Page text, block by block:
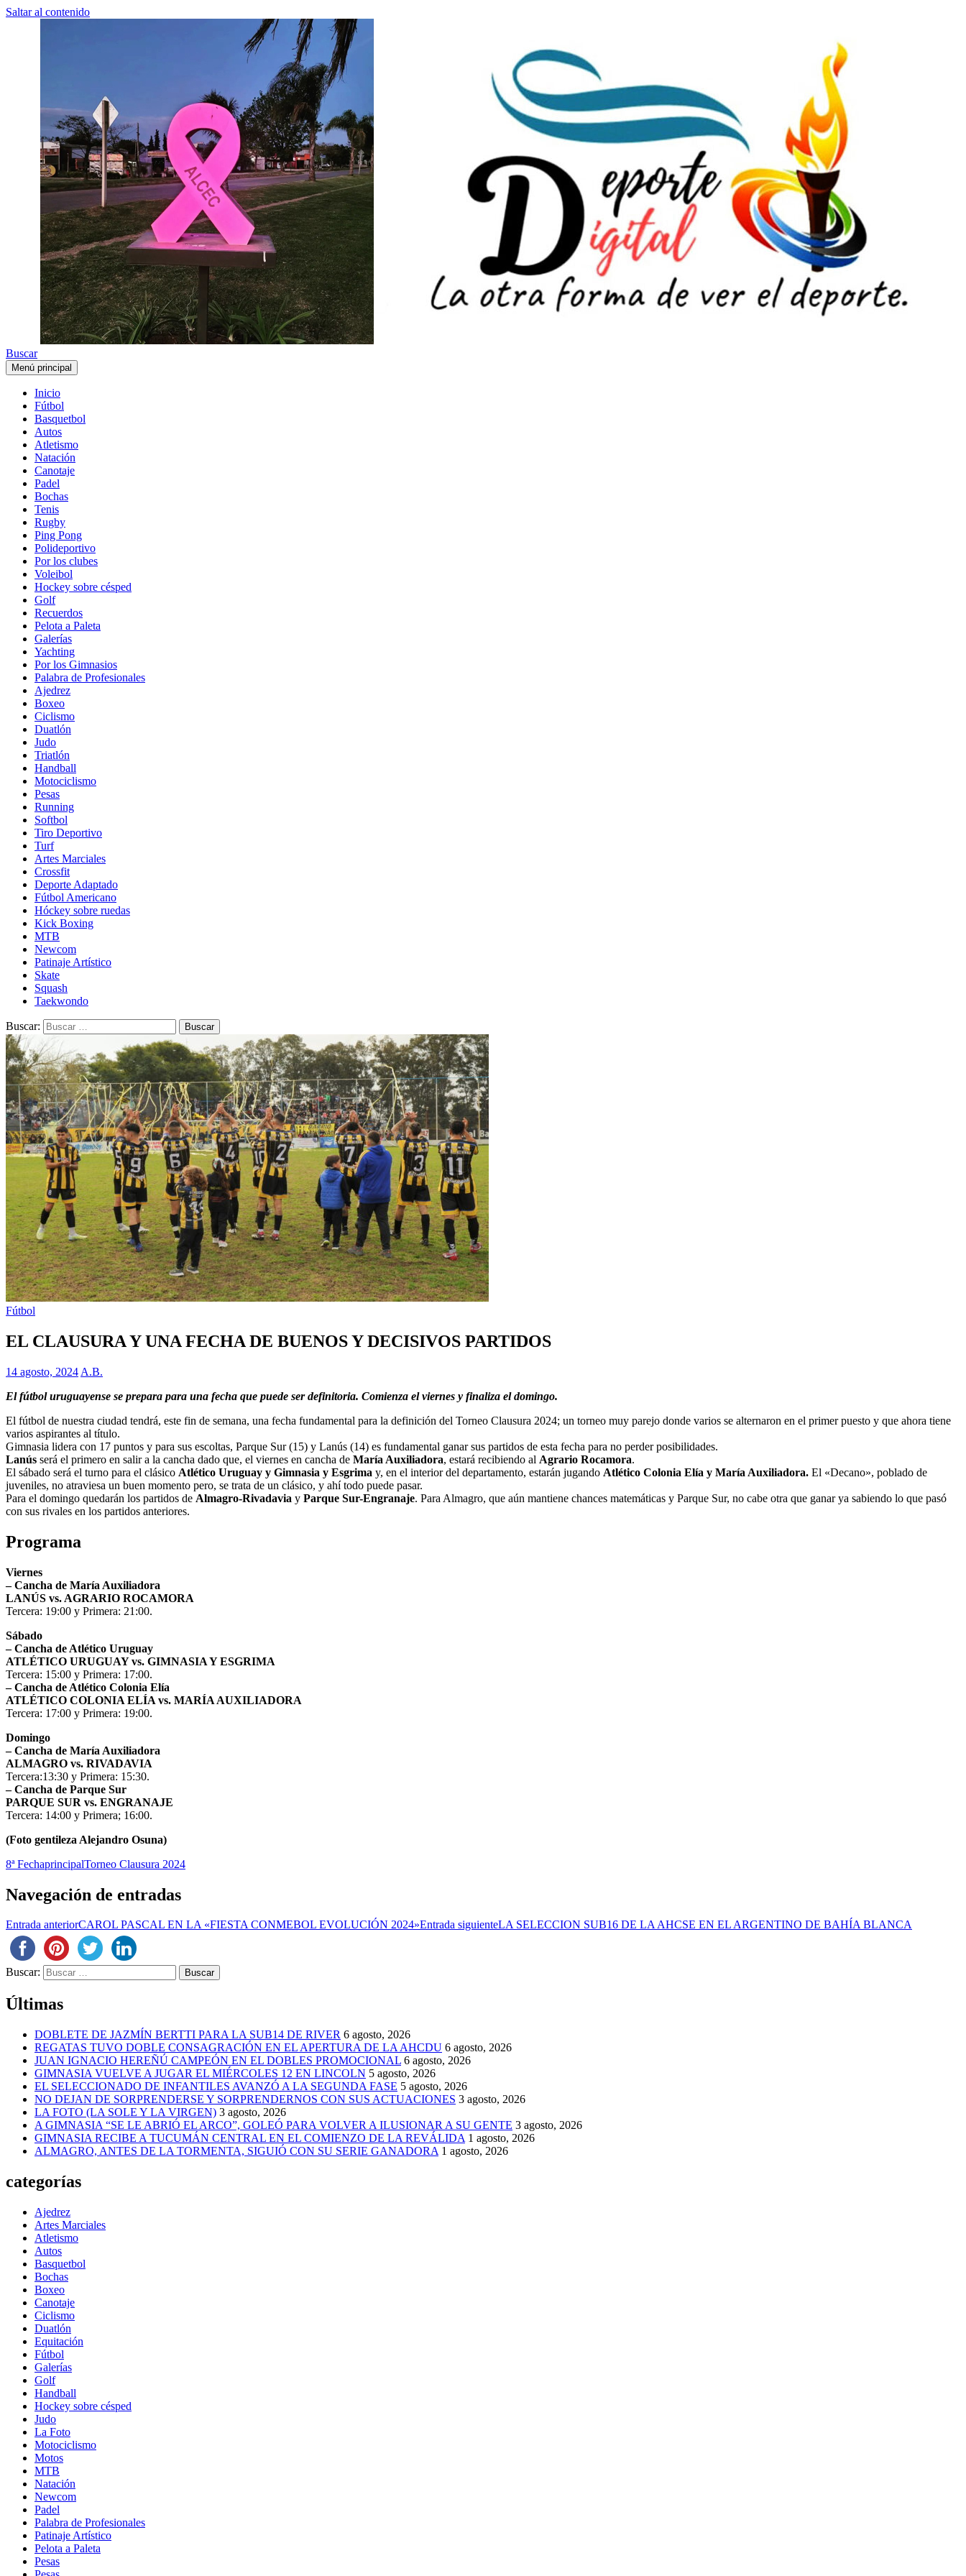
Saltar al contenido
Buscar
Menú principal
Inicio
Fútbol
Basquetbol
Autos
Atletismo
Natación
Canotaje
Padel
Bochas
Tenis
Rugby
Ping Pong
Polideportivo
Por los clubes
Voleibol
Hockey sobre césped
Golf
Recuerdos
Pelota a Paleta
Galerías
Yachting
Por los Gimnasios
Palabra de Profesionales
Ajedrez
Boxeo
Ciclismo
Duatlón
Judo
Triatlón
Handball
Motociclismo
Pesas
Running
Softbol
Tiro Deportivo
Turf
Artes Marciales
Crossfit
Deporte Adaptado
Fútbol Americano
Hóckey sobre ruedas
Kick Boxing
MTB
Newcom
Patinaje Artístico
Skate
Squash
Taekwondo
Buscar:
Fútbol
EL CLAUSURA Y UNA FECHA DE BUENOS Y DECISIVOS PARTIDOS
14 agosto, 2024 A.B.
El fútbol uruguayense se prepara para una fecha que puede ser definitoria. Comienza el viernes y finaliza el domingo.
El fútbol de nuestra ciudad tendrá, este fin de semana, una fecha fundamental para la definición del Torneo Clausura 2024; un torneo muy parejo donde varios se alternaron en el primer puesto y que ahora tiene
varios aspirantes al título.
Gimnasia lidera con 17 puntos y para sus escoltas, Parque Sur (15) y Lanús (14) es fundamental ganar sus partidos de esta fecha para no perder posibilidades.
Lanús será el primero en salir a la cancha dado que, el viernes en cancha de María Auxiliadora, estará recibiendo al Agrario Rocamora.
El sábado será el turno para el clásico Atlético Uruguay y Gimnasia y Esgrima y, en el interior del departamento, estarán jugando Atlético Colonia Elía y María Auxiliadora. El «Decano», poblado de
juveniles, no atraviesa un buen momento pero, se trata de un clásico, y ahí todo puede pasar.
Para el domingo quedarán los partidos de Almagro-Rivadavia y Parque Sur-Engranaje. Para Almagro, que aún mantiene chances matemáticas y Parque Sur, no cabe otra que ganar ya sabiendo lo que pasó
con sus rivales en los partidos anteriores.
Programa
Viernes
– Cancha de María Auxiliadora
LANÚS vs. AGRARIO ROCAMORA
Tercera: 19:00 y Primera: 21:00.
Sábado
– Cancha de Atlético Uruguay
ATLÉTICO URUGUAY vs. GIMNASIA Y ESGRIMA
Tercera: 15:00 y Primera: 17:00.
– Cancha de Atlético Colonia Elía
ATLÉTICO COLONIA ELÍA vs. MARÍA AUXILIADORA
Tercera: 17:00 y Primera: 19:00.
Domingo
– Cancha de María Auxiliadora
ALMAGRO vs. RIVADAVIA
Tercera:13:30 y Primera: 15:30.
– Cancha de Parque Sur
PARQUE SUR vs. ENGRANAJE
Tercera: 14:00 y Primera; 16:00.
(Foto gentileza Alejandro Osuna)
8ª FechaprincipalTorneo Clausura 2024
Navegación de entradas
Entrada anteriorCAROL PASCAL EN LA «FIESTA CONMEBOL EVOLUCIÓN 2024»Entrada siguienteLA SELECCION SUB16 DE LA AHCSE EN EL ARGENTINO DE BAHÍA BLANCA
Buscar:
Últimas
DOBLETE DE JAZMÍN BERTTI PARA LA SUB14 DE RIVER 6 agosto, 2026
REGATAS TUVO DOBLE CONSAGRACIÓN EN EL APERTURA DE LA AHCDU 6 agosto, 2026
JUAN IGNACIO HEREÑÚ CAMPEÓN EN EL DOBLES PROMOCIONAL 6 agosto, 2026
GIMNASIA VUELVE A JUGAR EL MIÉRCOLES 12 EN LINCOLN 5 agosto, 2026
EL SELECCIONADO DE INFANTILES AVANZÓ A LA SEGUNDA FASE 5 agosto, 2026
NO DEJAN DE SORPRENDERSE Y SORPRENDERNOS CON SUS ACTUACIONES 3 agosto, 2026
LA FOTO (LA SOLE Y LA VIRGEN) 3 agosto, 2026
A GIMNASIA “SE LE ABRIÓ EL ARCO”, GOLEÓ PARA VOLVER A ILUSIONAR A SU GENTE 3 agosto, 2026
GIMNASIA RECIBE A TUCUMÁN CENTRAL EN EL COMIENZO DE LA REVÁLIDA 1 agosto, 2026
ALMAGRO, ANTES DE LA TORMENTA, SIGUIÓ CON SU SERIE GANADORA 1 agosto, 2026
categorías
Ajedrez
Artes Marciales
Atletismo
Autos
Basquetbol
Bochas
Boxeo
Canotaje
Ciclismo
Duatlón
Equitación
Fútbol
Galerías
Golf
Handball
Hockey sobre césped
Judo
La Foto
Motociclismo
Motos
MTB
Natación
Newcom
Padel
Palabra de Profesionales
Patinaje Artístico
Pelota a Paleta
Pesas